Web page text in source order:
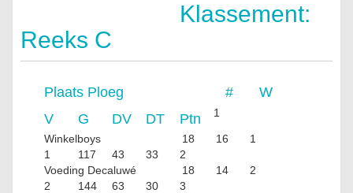
Klassement:
Reeks C
Plaats Ploeg #
W
V
G DV DT Ptn 1
Winkelboys 18 16
1
1
117 43 33
2
Voeding Decaluwé
18 14
2
2
144 63 30
3